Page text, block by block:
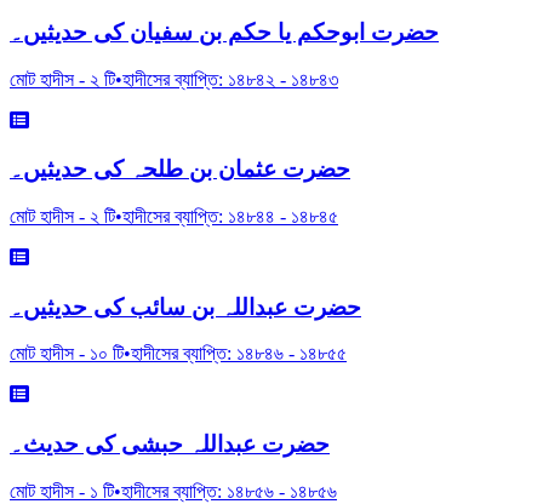
حضرت ابوحکم یا حکم بن سفیان کی حدیثیں۔
মোট হাদীস - ২ টি•হাদীসের ব্যাপ্তি: ১৪৮৪২ - ১৪৮৪৩
حضرت عثمان بن طلحہ کی حدیثیں۔
মোট হাদীস - ২ টি•হাদীসের ব্যাপ্তি: ১৪৮৪৪ - ১৪৮৪৫
حضرت عبداللہ بن سائب کی حدیثیں۔
মোট হাদীস - ১০ টি•হাদীসের ব্যাপ্তি: ১৪৮৪৬ - ১৪৮৫৫
حضرت عبداللہ حبشی کی حدیث۔
মোট হাদীস - ১ টি•হাদীসের ব্যাপ্তি: ১৪৮৫৬ - ১৪৮৫৬